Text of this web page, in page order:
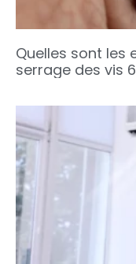
Quelles sont les
serrage des vis